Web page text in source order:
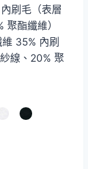
刷毛（表層
酯纖維）
35% 內刷
線、20% 聚